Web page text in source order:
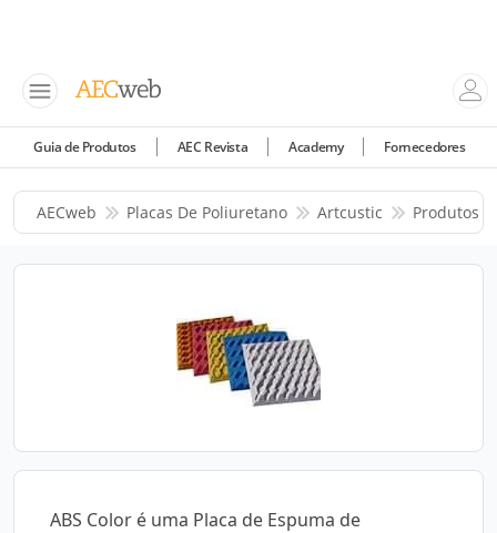
Guia de Produtos AEC Revista Academy Fornecedores
AECweb Placas De Poliuretano Artcustic Produtos
ABS Color é uma Placa de Espuma de